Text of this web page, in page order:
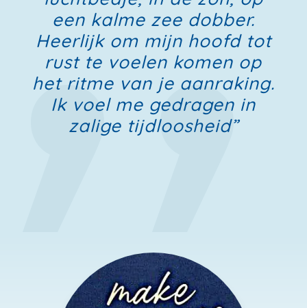
een kalme zee dobber.
Heerlijk om mijn hoofd tot
rust te voelen komen op
het ritme van je aanraking.
Ik voel me gedragen in
zalige tijdloosheid”